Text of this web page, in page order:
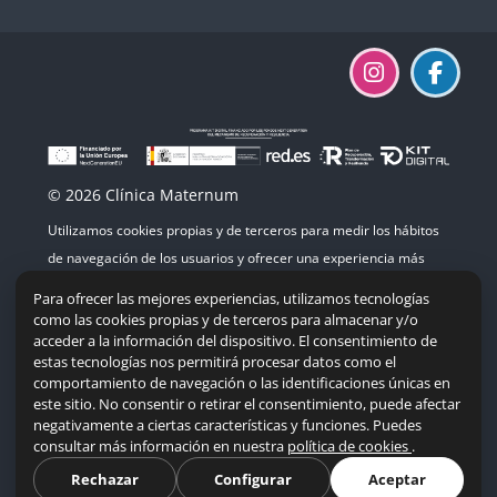
© 2026 Clínica Maternum
Utilizamos cookies propias y de terceros para medir los hábitos
de navegación de los usuarios y ofrecer una experiencia más
su uso.
Mapa del sitio | Accesibilidad | Política de cookies
Resumen de retención de datos
Descargar la app para dispositivos móviles
Para ofrecer las mejores experiencias, utilizamos tecnologías
como las cookies propias y de terceros para almacenar y/o
acceder a la información del dispositivo. El consentimiento de
estas tecnologías nos permitirá procesar datos como el
comportamiento de navegación o las identificaciones únicas en
este sitio. No consentir o retirar el consentimiento, puede afectar
negativamente a ciertas características y funciones. Puedes
consultar más información en nuestra política de cookies .
Rechazar
Configurar Aceptar